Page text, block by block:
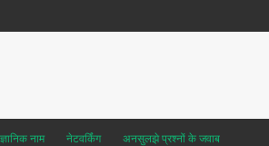
नाम नेटवर्किंग अनसुलझे प्रश्नों के जवाब